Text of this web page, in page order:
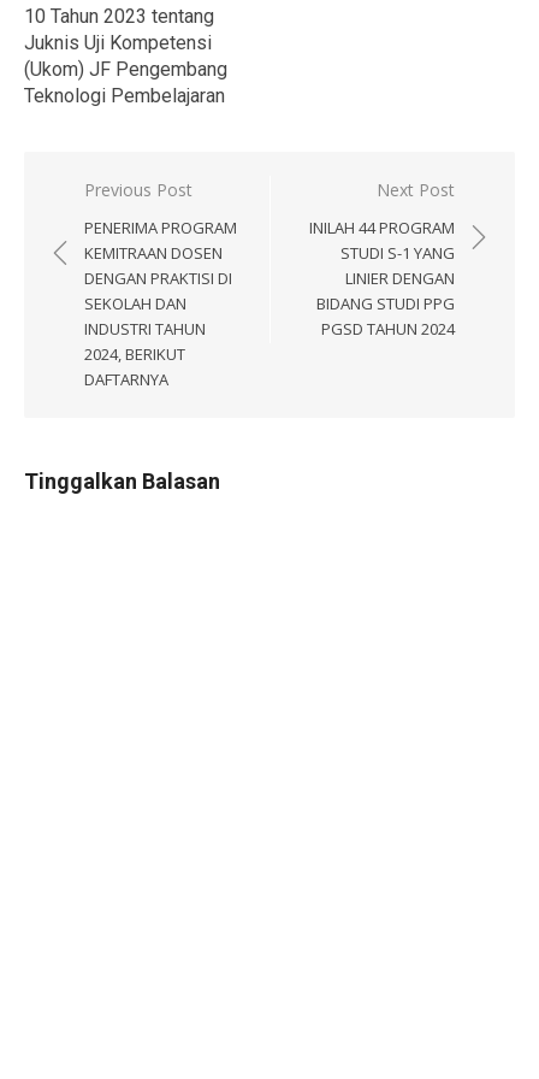
10 Tahun 2023 tentang
Juknis Uji Kompetensi
(Ukom) JF Pengembang
Teknologi Pembelajaran
Navigasi
pos
Previous Post
PENERIMA PROGRAM
KEMITRAAN DOSEN
DENGAN PRAKTISI DI
SEKOLAH DAN
INDUSTRI TAHUN
2024, BERIKUT
DAFTARNYA
Next Post
INILAH 44 PROGRAM
STUDI S-1 YANG
LINIER DENGAN
BIDANG STUDI PPG
PGSD TAHUN 2024
Tinggalkan Balasan